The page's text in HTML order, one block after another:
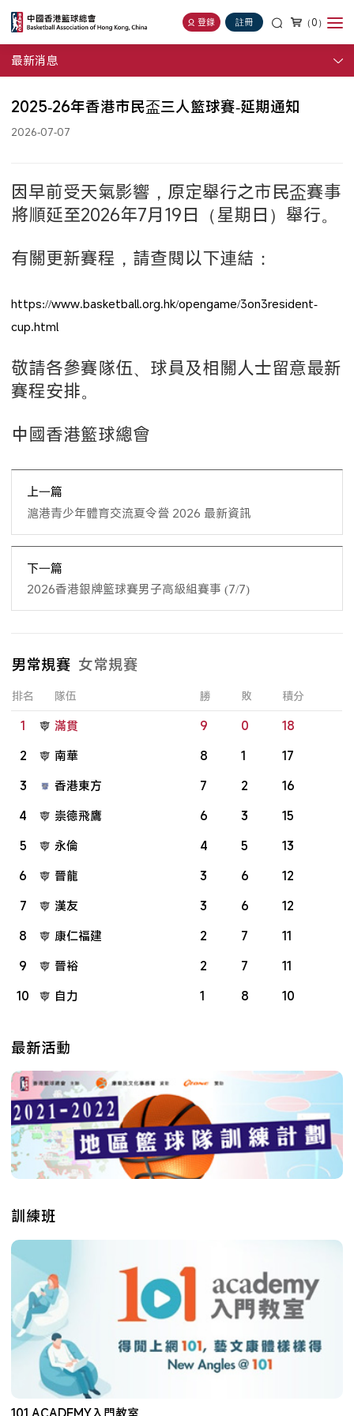
登錄 註冊 （0）
最新消息
2025-26年香港市民盃三人籃球賽-延期通知
2026-07-07
因早前受天氣影響，原定舉行之市民盃賽事
將順延至2026年7月19日（星期日）舉行。
有關更新賽程，請查閱以下連結：
https://www.basketball.org.hk/opengame/3on3resident-
cup.html
敬請各參賽隊伍、球員及相關人士留意最新
賽程安排。
中國香港籃球總會
上一篇
滬港青少年體育交流夏令營 2026 最新資訊
下一篇
2026香港銀牌籃球賽男子高級組賽事 (7/7)
男常規賽 女常規賽
排名 隊伍 勝 敗 積分
1 滿貫 9 0
18
2
南華 8 1
17
3
香港東方 7 2
16
4
崇德飛鷹 6 3
15
5
永倫 4 5
13
6
晉龍 3 6
12
7
漢友 3 6
12
8
康仁福建 2 7
11
9
晉裕 2 7
11
10
自力 1 8 10
最新活動
訓練班